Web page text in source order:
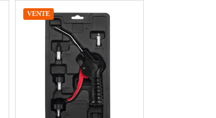
VENTE